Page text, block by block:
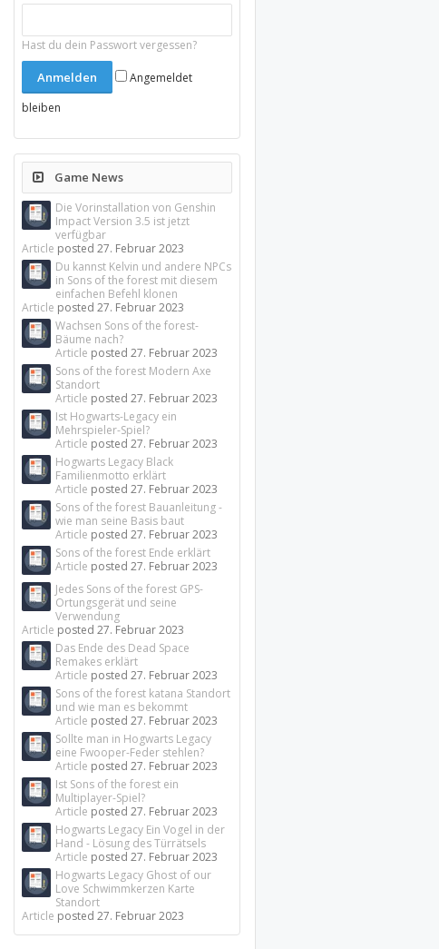
Hast du dein Passwort vergessen?
Angemeldet
bleiben
Game News
Die Vorinstallation von Genshin
Impact Version 3.5 ist jetzt
verfügbar
Article posted27. Februar 2023
Du kannst Kelvin und andere NPCs
in Sons of the forest mit diesem
einfachen Befehl klonen
Article posted27. Februar 2023
Wachsen Sons of the forest-
Bäume nach?
Article posted27. Februar 2023
Sons of the forest Modern Axe
Standort
Article posted27. Februar 2023
Ist Hogwarts-Legacy ein
Mehrspieler-Spiel?
Article posted27. Februar 2023
Hogwarts Legacy Black
Familienmotto erklärt
Article posted27. Februar 2023
Sons of the forest Bauanleitung -
wie man seine Basis baut
Article posted27. Februar 2023
Sons of the forest Ende erklärt
Article posted27. Februar 2023
Jedes Sons of the forest GPS-
Ortungsgerät und seine
Verwendung
Article posted27. Februar 2023
Das Ende des Dead Space
Remakes erklärt
Article posted27. Februar 2023
Sons of the forest katana Standort
und wie man es bekommt
Article posted27. Februar 2023
Sollte man in Hogwarts Legacy
eine Fwooper-Feder stehlen?
Article posted27. Februar 2023
Ist Sons of the forest ein
Multiplayer-Spiel?
Article posted27. Februar 2023
Hogwarts Legacy Ein Vogel in der
Hand - Lösung des Türrätsels
Article posted27. Februar 2023
Hogwarts Legacy Ghost of our
Love Schwimmkerzen Karte
Standort
Article posted27. Februar 2023